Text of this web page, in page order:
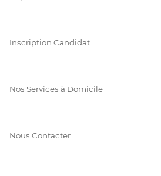
Inscription Candidat
Nos Services à Domicile
Nous Contacter